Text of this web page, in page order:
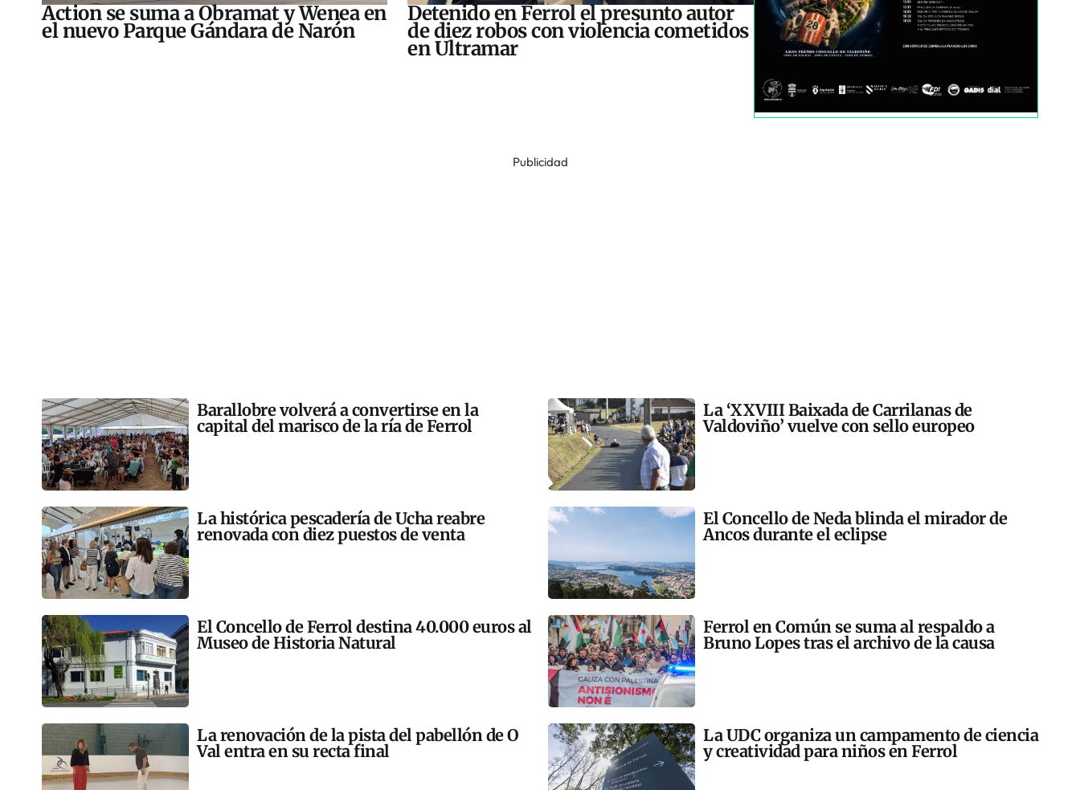
Action se suma a Obramat y Wenea en
el nuevo Parque Gándara de Narón
Detenido en Ferrol el presunto autor
de diez robos con violencia cometidos
en Ultramar
Publicidad
Barallobre volverá a convertirse en la
capital del marisco de la ría de Ferrol
La ‘XXVIII Baixada de Carrilanas de
Valdoviño’ vuelve con sello europeo
La histórica pescadería de Ucha reabre
renovada con diez puestos de venta
El Concello de Neda blinda el mirador de
Ancos durante el eclipse
El Concello de Ferrol destina 40.000 euros al
Museo de Historia Natural
Ferrol en Común se suma al respaldo a
Bruno Lopes tras el archivo de la causa
La renovación de la pista del pabellón de O
Val entra en su recta final
La UDC organiza un campamento de ciencia
y creatividad para niños en Ferrol